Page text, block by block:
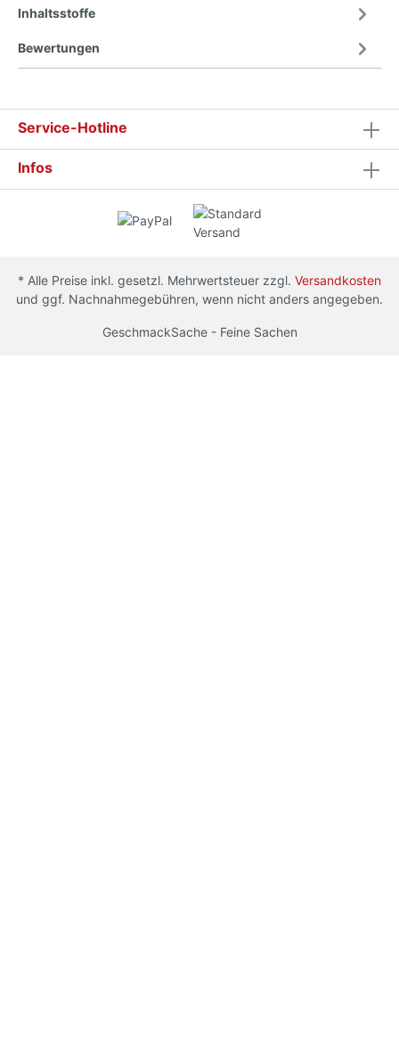
Inhaltsstoffe
Bewertungen
Service-Hotline
Infos
* Alle Preise inkl. gesetzl. Mehrwertsteuer zzgl. Versandkosten
und ggf. Nachnahmegebühren, wenn nicht anders angegeben.
GeschmackSache - Feine Sachen